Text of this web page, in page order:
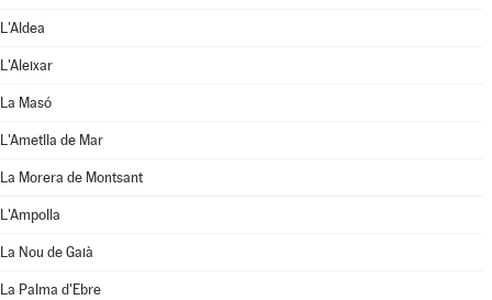
L'Aldea
L'Aleixar
La Masó
L'Ametlla de Mar
La Morera de Montsant
L'Ampolla
La Nou de Gaià
La Palma d'Ebre